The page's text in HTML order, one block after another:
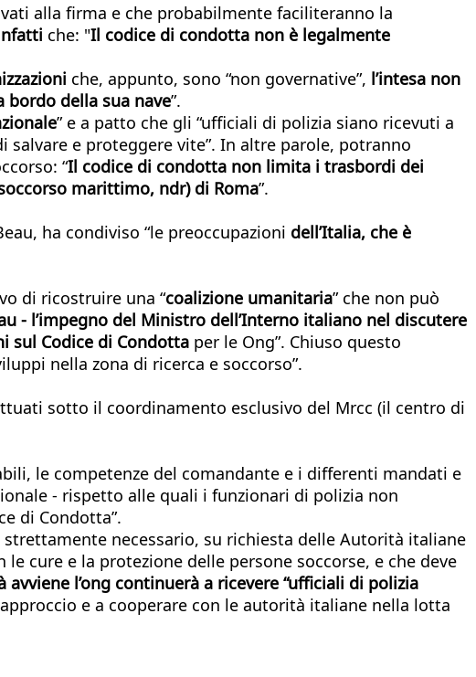
alla firma e che probabilmente faciliteranno la
che: "Il codice di condotta non è legalmente
che, appunto, sono “non governative”, l’intesa non
bordo della sua nave”.
” e a patto che gli “ufficiali di polizia siano ricevuti a
salvare e proteggere vite”. In altre parole, potranno
“Il codice di condotta non limita i trasbordi dei
marittimo, ndr) di Roma”.
ha condiviso “le preoccupazioni dell’Italia, che è
di ricostruire una “coalizione umanitaria” che non può
- l’impegno del Ministro dell’Interno italiano nel discutere
sul Codice di Condotta per le Ong”. Chiuso questo
nella zona di ricerca e soccorso”.
sotto il coordinamento esclusivo del Mrcc (il centro di
le competenze del comandante e i differenti mandati e
- rispetto alle quali i funzionari di polizia non
di Condotta”.
necessario, su richiesta delle Autorità italiane
cure e la protezione delle persone soccorse, e che deve
avviene l’ong continuerà a ricevere “ufficiali di polizia
e a cooperare con le autorità italiane nella lotta